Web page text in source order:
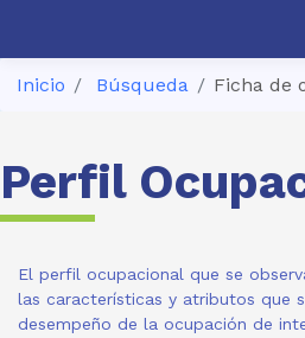
Inicio Búsqueda Ficha de
Perfil
El perfil ocupacional que se
las características y atributos que
desempeño de la ocupación de